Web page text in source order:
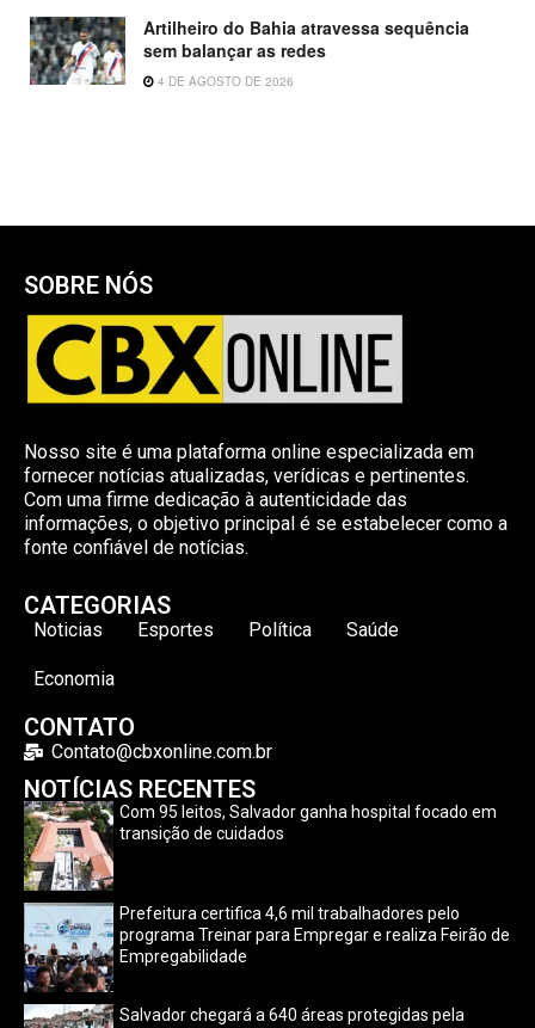
Artilheiro do Bahia atravessa sequência
sem balançar as redes
4 DE AGOSTO DE 2026
SOBRE NÓS
Nosso site é uma plataforma online especializada em
fornecer notícias atualizadas, verídicas e pertinentes.
Com uma firme dedicação à autenticidade das
informações, o objetivo principal é se estabelecer como a
fonte confiável de notícias.
CATEGORIAS
Noticias Esportes Política Saúde
Economia
CONTATO
Contato@cbxonline.com.br
NOTÍCIAS RECENTES
Com 95 leitos, Salvador ganha hospital focado em
transição de cuidados
Prefeitura certifica 4,6 mil trabalhadores pelo
programa Treinar para Empregar e realiza Feirão de
Empregabilidade
Salvador chegará a 640 áreas protegidas pela